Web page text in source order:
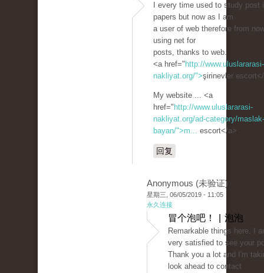
I every time used to study post
papers but now as I am
a user of web therefore from
using net for
posts, thanks to web.
<a href=" http://www.uluslararasi-
nakliyat.org/">şirinevler
My website ... <a
href=" http://www.uluslararasi-
nakliyat.org/ad-category/
bayan/">m... escort</a>
回复
Anonymous (未验证)
星期三, 06/05/2019 - 11:05
永久连接
冒个泡吧！ | 泡泡
Remarkable things here. I
very satisfied to see your
Thank you a lot and I'm
look ahead to contact